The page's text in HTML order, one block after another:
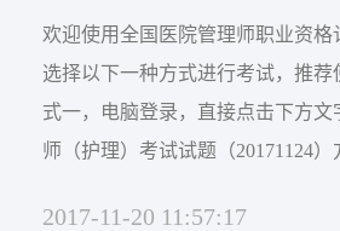
欢迎使用全国医院管理师职业资格
选择以下一种方式进行考试，推荐
式一，电脑登录，直接点击下方文
师（护理）考试试题（20171124
2017-11-20 11:57:17